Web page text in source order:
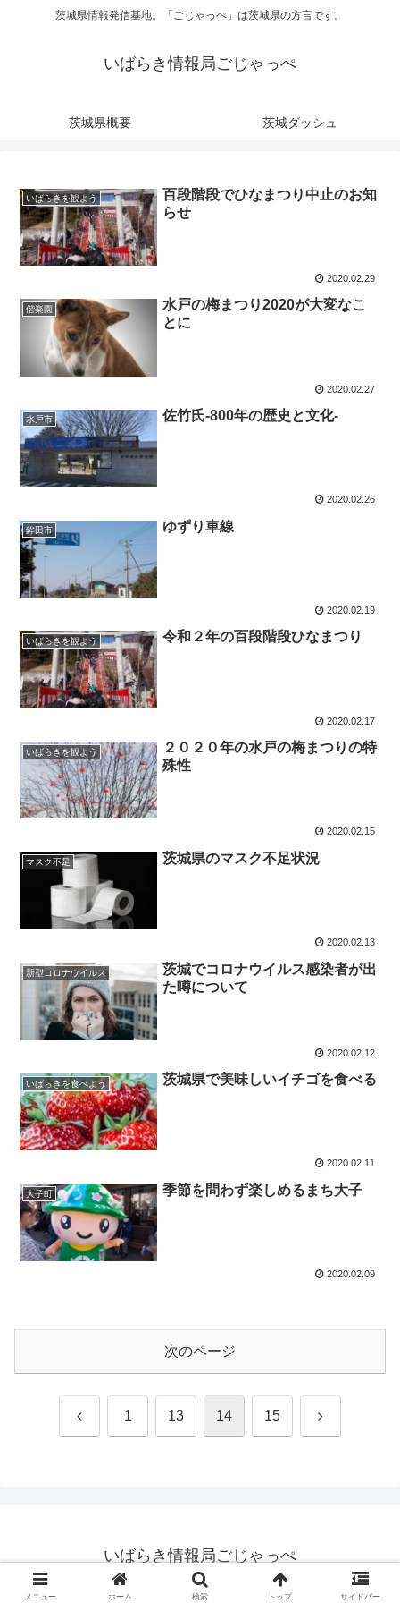
茨城県情報発信基地。「ごじゃっぺ」は茨城県の方言です。
いばらき情報局ごじゃっぺ
茨城県概要 茨城ダッシュ
いばらきを観よう
百段階段でひなまつり中止のお知
らせ
2020.02.29
偕楽園
水戸の梅まつり2020が大変なこ
とに
2020.02.27
水戸市 佐竹氏-800年の歴史と文化-
2020.02.26
鉾田市 ゆずり車線
2020.02.19
いばらきを観よう 令和２年の百段階段ひなまつり
2020.02.17
いばらきを観よう
２０２０年の水戸の梅まつりの特
殊性
2020.02.15
マスク不足 茨城県のマスク不足状況
2020.02.13
新型コロナウイルス
茨城でコロナウイルス感染者が出
た噂について
2020.02.12
いばらきを食べよう 茨城県で美味しいイチゴを食べる
2020.02.11
大子町 季節を問わず楽しめるまち大子
2020.02.09
次のページ
前 1 13 14 15 次
いばらき情報局ごじゃっぺ
© 2020 いばらき情報局ごじゃっぺ.
メニュー ホーム 検索 トップ サイドバー